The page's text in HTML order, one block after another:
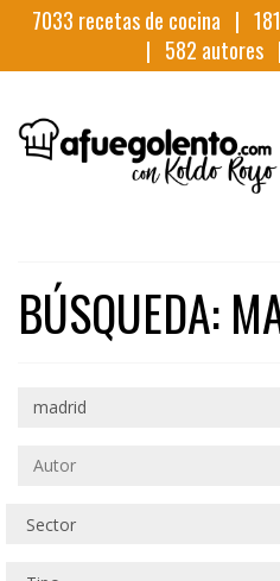
7033 recetas de cocina |
| 582 autores |
BÚSQUEDA: